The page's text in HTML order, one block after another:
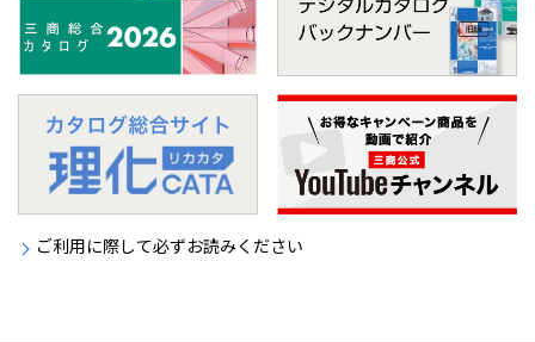
ご利用に際して必ずお読みください